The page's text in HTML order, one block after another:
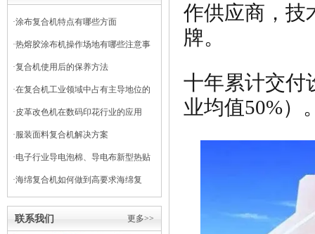
·涂布复合机特点有哪些方面
·热熔胶涂布机操作场地有哪些注意事
项
·复合机使用后的保养方法
·在复合机工业领域中占有主导地位的
干式复合机
·皮革改色机在数码印花行业的应用
·服装面料复合机解决方案
·电子行业导电泡棉、导电布新型热贴
复合
·海绵复合机如何做到高要求海绵复
更多>>
联系我们
作供应商，技
牌。
十年累计交付
业均值50%）